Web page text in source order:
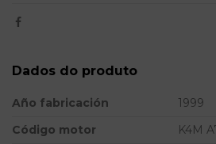
Dados do produto
Año fabricación
1999
Código motor
K4M